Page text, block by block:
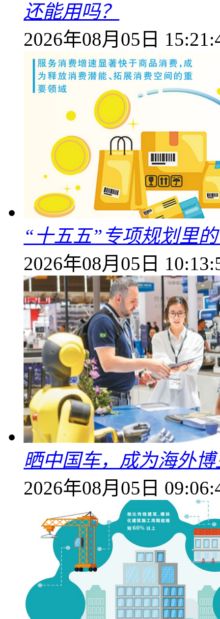
还能用吗？
2026年08月05日
“十五五”专项规划里
2026年08月05日
晒中国车，成为海外
2026年08月05日